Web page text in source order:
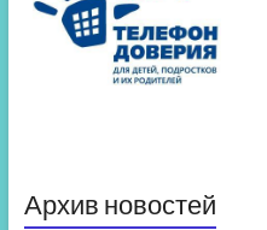
Архив новостей